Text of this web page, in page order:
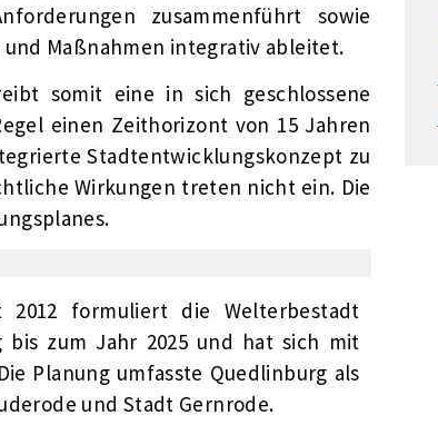
zusammenführt sowie
Maßnahmen integrativ ableitet.
somit eine in sich geschlossene
einen Zeithorizont von 15 Jahren
Stadtentwicklungskonzept zu
Wirkungen treten nicht ein. Die
2012 formuliert die Welterbestadt
zum Jahr 2025 und hat sich mit
Planung umfasste Quedlinburg als
und Stadt Gernrode.